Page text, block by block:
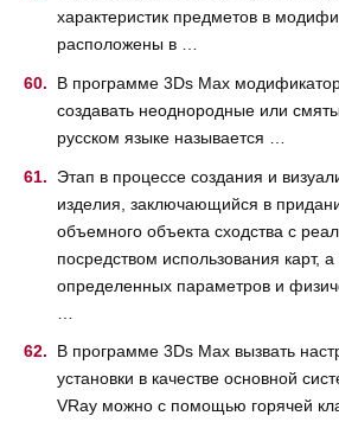
характеристик предметов в
расположены в …
В программе 3Ds Max
создавать неоднородные или
русском языке называется …
Этап в процессе создания и
изделия, заключающийся в
объемного объекта сходства с
посредством использования карт, а
определенных параметров и
В программе 3Ds Max вызвать
установки в качестве основной
VRay можно с помощью горячей